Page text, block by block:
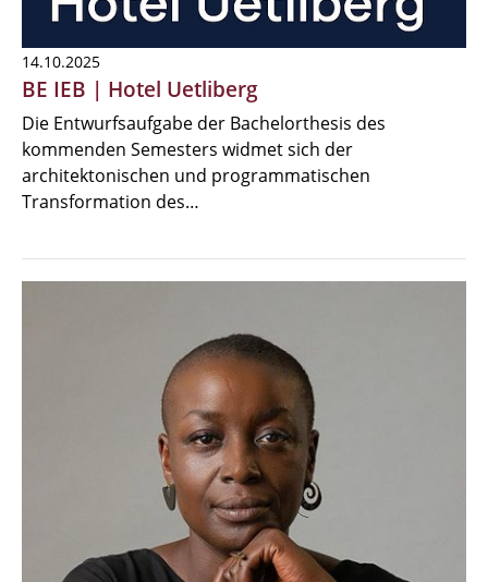
14.10.2025
BE IEB | Hotel Uetliberg
Die Entwurfsaufgabe der Bachelorthesis des
kommenden Semesters widmet sich der
architektonischen und programmatischen
Transformation des…